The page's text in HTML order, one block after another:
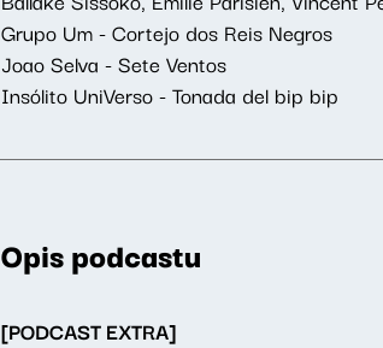
Grupo Um - Cortejo dos Reis Negros
Joao Selva - Sete Ventos
Insólito UniVerso - Tonada del bip bip
Opis podcastu
[PODCAST EXTRA]